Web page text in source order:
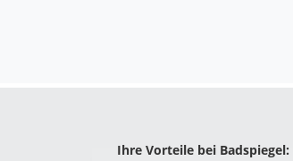
Ihre Vorteile bei Badspiegel: